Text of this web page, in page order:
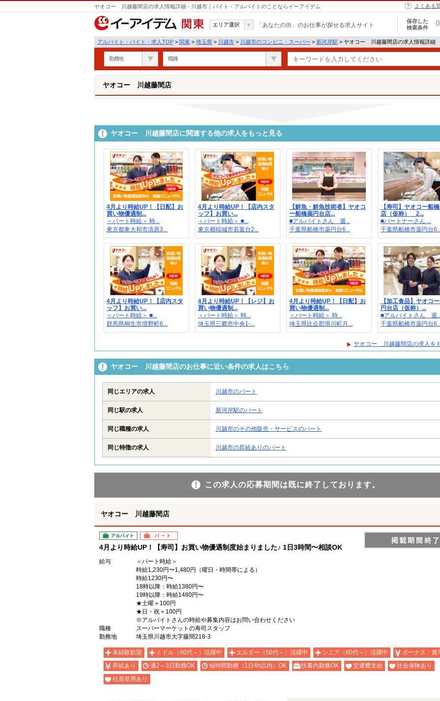
ヤオコー 川越藤間店の求人情報詳細 - 川越市｜バイト・アルバイトのことならイーアイデム よくある
関東
エリア選択 「あなたの街」のお仕事が探せる求人サイト
保存した
検索条件
0
アルバイト・バイト・求人TOP > 関東 > 埼玉県 > 川越市 > 川越市のコンビニ・スーパー > 新河岸駅 > ヤオコー 川越藤間店の求人情報詳細
勤務地 職種
ヤオコー 川越藤間店
ヤオコー 川越藤間店に関連する他の求人をもっと見る
4月より時給UP！【日配】お
買い物優遇制...
＜パート時給＞ 時...
東京都東大和市清原3...
4月より時給UP！【店内スタ
ッフ】お買い...
＜パート時給＞ ■...
東京都稲城市若葉台2...
【鮮魚・鮮魚技術者】ヤオコ
ー船橋薬円台店...
■アルバイトさん 週...
千葉県船橋市薬円台6...
【寿司】ヤオコー船
店（仮称） 2...
■パートナーさん ...
千葉県船橋市薬円台
4月より時給UP！【店内スタ
ッフ】お買い...
＜パート時給＞ ■...
群馬県桐生市境野町6...
4月より時給UP！【レジ】お
買い物優遇制...
＜パート時給＞ 時...
埼玉県三郷市中央1-...
4月より時給UP！【日配】お
買い物優遇制...
＜パート時給＞ 時...
埼玉県比企郡滑川町月...
【加工食品】ヤオコ
円台店（仮称）...
■アルバイトさん 週
千葉県船橋市薬円台
ヤオコー 川越藤間店の求人を
ヤオコー 川越藤間店のお仕事に近い条件の求人はこちら
同じエリアの求人 川越市のパート
同じ駅の求人 新河岸駅のパート
同じ職種の求人 川越市のその他販売・サービスのパート
同じ特徴の求人 川越市の昇給ありのパート
この求人の応募期間は既に終了しております。
ヤオコー 川越藤間店
アルバイト パート
4月より時給UP！【寿司】お買い物優遇制度始まりました♪ 1日3時間〜相談OK
給与
＜パート時給＞
時給1,230円〜1,480円（曜日・時間帯による）
時給1230円〜
18時以降：時給1380円〜
19時以降：時給1480円〜
★土曜＋100円
★日・祝＋100円
※アルバイトさんの時給や募集内容はお問い合わせください
職種
スーパーマーケットの寿司スタッフ
勤務地
埼玉県川越市大字藤間218-3
未経験歓迎 ミドル（40代～）活躍中 エルダー（50代～）活躍中 シニア（60代～）活躍中
ボーナス・賞
昇給あり
週2～3日勤務OK 短時間勤務（1日4h以内）OK 扶養内勤務OK 交通費支給
社会保険あり
社員登用あり